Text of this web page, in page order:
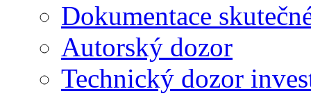
Dokumentace
Autorský dozor
Technický dozor